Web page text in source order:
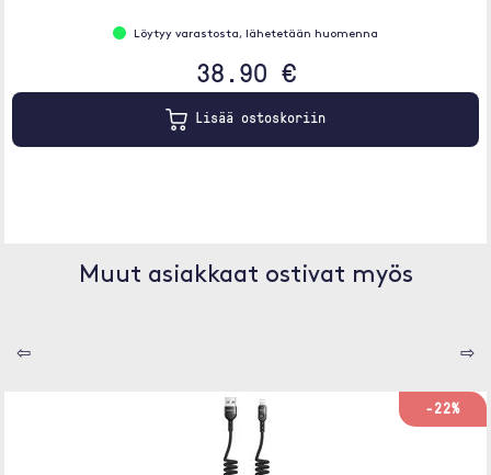
Löytyy varastosta, lähetetään huomenna
38.90 €
Lisää ostoskoriin
Muut asiakkaat ostivat myös
⇦ ⇨
-22%